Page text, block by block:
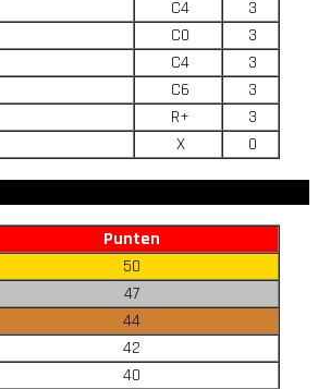
C4
3
C0
3
C4
3
C6
3
R+
3
X 0
Punten
50
47
44
42
40